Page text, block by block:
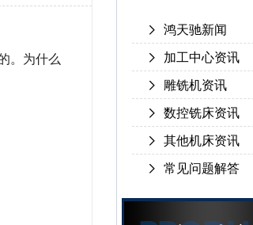
。为什么
鸿天驰新闻
加工中心资讯
雕铣机资讯
数控铣床资讯
其他机床资讯
常见问题解答